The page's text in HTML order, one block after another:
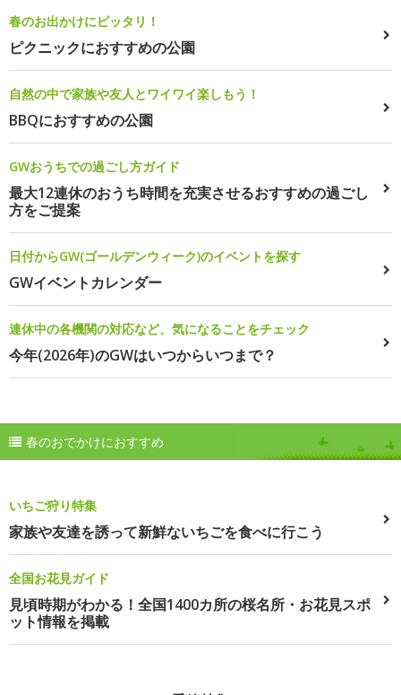
春のお出かけにピッタリ！
ピクニックにおすすめの公園
自然の中で家族や友人とワイワイ楽しもう！
BBQにおすすめの公園
GWおうちでの過ごし方ガイド
最大12連休のおうち時間を充実させるおすすめの過ごし
方をご提案
日付からGW(ゴールデンウィーク)のイベントを探す
GWイベントカレンダー
連休中の各機関の対応など、気になることをチェック
今年(2026年)のGWはいつからいつまで？
春のおでかけにおすすめ
いちご狩り特集
家族や友達を誘って新鮮ないちごを食べに行こう
全国お花見ガイド
見頃時期がわかる！全国1400カ所の桜名所・お花見スポ
ット情報を掲載